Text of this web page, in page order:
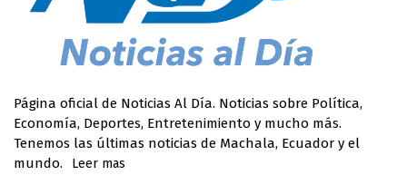
Página oficial de Noticias Al Día. Noticias sobre Política,
Economía, Deportes, Entretenimiento y mucho más.
Tenemos las últimas noticias de Machala, Ecuador y el
mundo.
Leer mas